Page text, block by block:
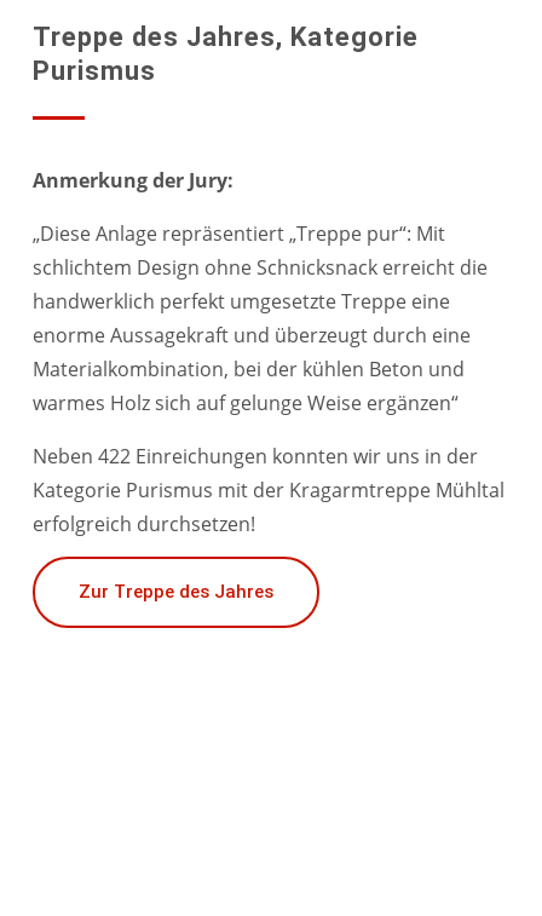
Treppe des Jahres, Kategorie
Purismus
Anmerkung der Jury:
„Diese Anlage repräsentiert „Treppe pur“: Mit
schlichtem Design ohne Schnicksnack erreicht die
handwerklich perfekt umgesetzte Treppe eine
enorme Aussagekraft und überzeugt durch eine
Materialkombination, bei der kühlen Beton und
warmes Holz sich auf gelunge Weise ergänzen“
Neben 422 Einreichungen konnten wir uns in der
Kategorie Purismus mit der Kragarmtreppe Mühltal
erfolgreich durchsetzen!
Zur Treppe des Jahres